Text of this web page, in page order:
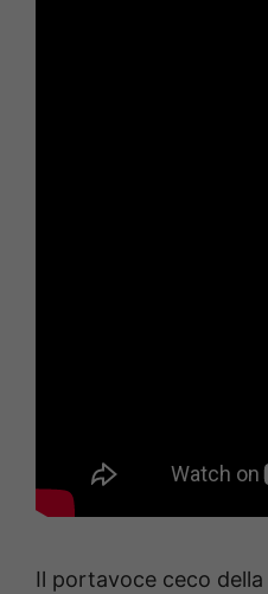
Il portavoce ceco della